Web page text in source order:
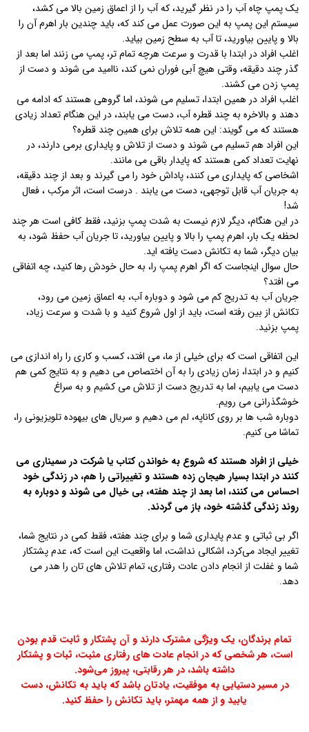
یک پمپ چاه آب را در نظر گیرید، که آب را از اعماق زمین بالا می کشد،
سیستم این پمپ به این صورت عمل می کند که، باید چندین بار اهرم آن را
بالا و پایین بیاورید، تا آب به سطح زمین بیاید.
اغلب افراد در ابتدا با قدرت و سرعت هرچه تمام تر، پمپ می زنند اما بعد از
گذر چند دقیقه، وقتی هیچ آبی فوران نمی کند، ناامید می شوند و دست از
پمپ زدن می کشند.
اغلب افراد در همین ابتدا، تسلیم می شوند، اما گروهی هستند که ادامه می
دهند و بالاخره به چند قطره آب، دست می یابند، در این هنگام تعداد زیادی
هستند که می گویند: این همه تلاش برای همین چند قطره؟
این افراد هم تسلیم می شوند و دست از تلاش و پایداری برمی دارند، در
نهایت تعداد کمی هستند که پایدار باقی می مانند.
اشخاصی که پایداری می کنند، پاداش خود را می گیرند و بعد از چند دقیقه،
به جریان آب قابل توجهی، دست می یابند . درست است، اثر مرکب ، فعال
شد!
در این هنگام، دیگر لازم نیست به شدت پمپ بزنید، فقط کافی است هر چند
لحظه یک بار، اهرم پمپ را بالا و پایین بیاورید، تا جریان آب حفظ شود، به
بیان دیگر، شما به تکانش دست یافته اید.
حال سوال اینجاست که اگر اهرم پمپ را، به حال خودش رها کنید، چه اتفاقی
می افتد؟
جریان آب به تدریج کم می شود و دوباره آب، به اعماق زمین می رود،
تکانش از بین رفته است، باید از اول شروع کنید و با شدت و سرعت زیاد،
پمپ بزنید.
این اتفاقی است که برای خیلی از ما، می افتد، کسب و کاری را راه اندازی می
کنیم و در ابتدا، زمان زیادی را به آن اختصاص می دهیم و به نتایج کمی هم
دست می یابیم، اما به تدریج دست از تلاش می کشیم و به سراغ
خوشگذرانی می رویم.
دوباره شب ها بر روی کاناپه، لم می دهیم و سریال های بیهوده تلویزیونی را،
تماشا می کنیم.
خیلی از افراد هستند که شروع به خواندن کتاب یا شرکت در سمیناری می
کنند در ابتدا بسیار هیجان زده هستند و تغییراتی را هم، در زندگی خود
احساس می کنند، اما بعد از چند هفته، بی خیال می شوند و دوباره به
روند زندگی گذشته خود، باز می گردند.
اگر بی ثباتی و عدم پایداری شما و برای چند هفته، فقط کمی در نتایج شما،
تغییر ایجاد می‌کرد، اشکالی نداشت، اما واقعیت این است که، عدم پشتکار
شما و غفلت از انجام دادن عادت رفتاری، تمام تلاش های تان را هدر می
دهد.
تمام برندگان، یک ویژگی مشترک دارند و آن پشتکار و ثابت قدم بودن
است، هر شخصی که در انجام عادت های رفتاری مثبت، ثبات و پشتکار
داشته باشد، در هر رقابتی، پیروز می‌شود.
در مسیر دستیابی به موفقیت، یادتان باشد که باید به تکانش، دست
یابید و از همه مهمتر، باید تکانش را حفظ کنید.